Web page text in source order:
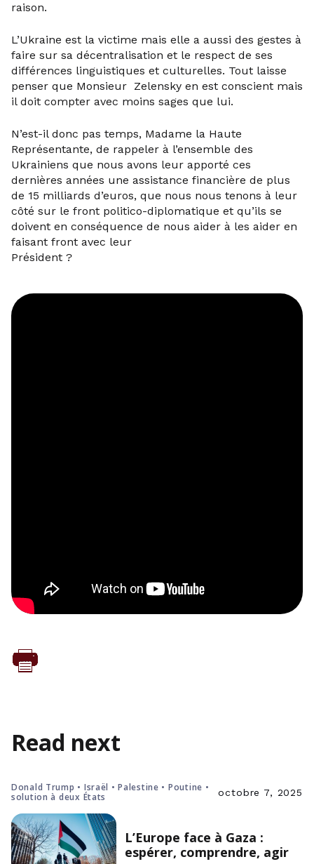
raison.
L’Ukraine est la victime mais elle a aussi des gestes à
faire sur sa décentralisation et le respect de ses
différences linguistiques et culturelles. Tout laisse
penser que Monsieur Zelensky en est conscient mais
il doit compter avec moins sages que lui.
N’est-il donc pas temps, Madame la Haute
Représentante, de rappeler à l’ensemble des
Ukrainiens que nous avons leur apporté ces
dernières années une assistance financière de plus
de 15 milliards d’euros, que nous nous tenons à leur
côté sur le front politico-diplomatique et qu’ils se
doivent en conséquence de nous aider à les aider en
faisant front avec leur
Read next
Donald Trump • Israël • Palestine • Poutine •
solution à deux États
octobre 7, 2025
L’Europe face à Gaza :
espérer, comprendre, agir